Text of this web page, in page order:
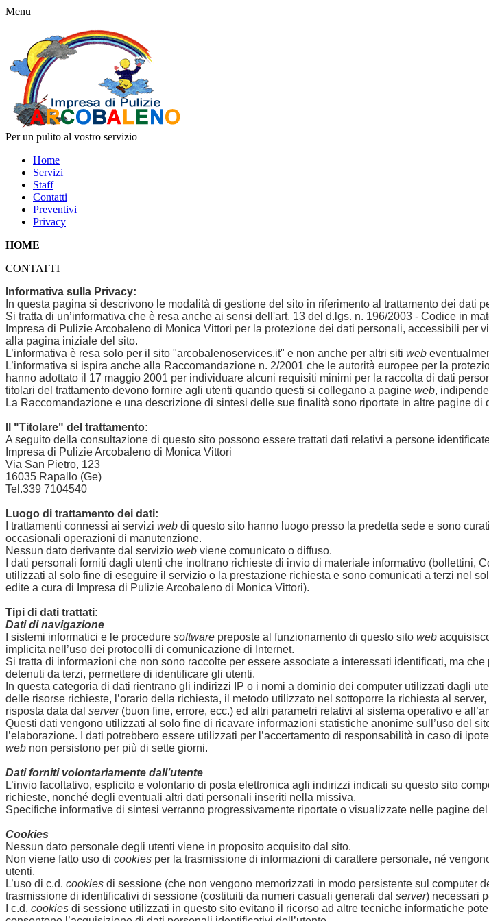
Menu
Per un pulito al vostro servizio
Home
Servizi
Staff
Contatti
Preventivi
Privacy
HOME
CONTATTI
Informativa sulla Privacy:
In questa pagina si descrivono le modalità di gestione del sito in riferimento al trattamento dei dati
Si tratta di un’informativa che è resa anche ai sensi dell'art. 13 del d.lgs. n. 196/2003 - Codice in
Impresa di Pulizie Arcobaleno di Monica Vittori per la protezione dei dati personali, accessibili
alla pagina iniziale del sito.
L’informativa è resa solo per il sito "arcobalenoservices.it" e non anche per altri siti web
L’informativa si ispira anche alla Raccomandazione n. 2/2001 che le autorità europee per la
hanno adottato il 17 maggio 2001 per individuare alcuni requisiti minimi per la raccolta di dati
titolari del trattamento devono fornire agli utenti quando questi si collegano a pagine web,
La Raccomandazione e una descrizione di sintesi delle sue finalità sono riportate in altre pagine di
Il "Titolare" del trattamento:
A seguito della consultazione di questo sito possono essere trattati dati relativi a persone
Impresa di Pulizie Arcobaleno di Monica Vittori
Via San Pietro, 123
16035 Rapallo (Ge)
Tel.339 7104540
Luogo di trattamento dei dati:
I trattamenti connessi ai servizi web di questo sito hanno luogo presso la predetta sede e sono
occasionali operazioni di manutenzione.
Nessun dato derivante dal servizio web viene comunicato o diffuso.
I dati personali forniti dagli utenti che inoltrano richieste di invio di materiale informativo (bollettini,
utilizzati al solo fine di eseguire il servizio o la prestazione richiesta e sono comunicati a terzi nel
edite a cura di Impresa di Pulizie Arcobaleno di Monica Vittori).
Tipi di dati trattati:
Dati di navigazione
I sistemi informatici e le procedure software preposte al funzionamento di questo sito web
implicita nell’uso dei protocolli di comunicazione di Internet.
Si tratta di informazioni che non sono raccolte per essere associate a interessati identificati, ma
detenuti da terzi, permettere di identificare gli utenti.
In questa categoria di dati rientrano gli indirizzi IP o i nomi a dominio dei computer utilizzati dagli
delle risorse richieste, l’orario della richiesta, il metodo utilizzato nel sottoporre la richiesta al
risposta data dal server(buon fine, errore, ecc.) ed altri parametri relativi al sistema operativo e
Questi dati vengono utilizzati al solo fine di ricavare informazioni statistiche anonime sull’uso del
l’elaborazione. I dati potrebbero essere utilizzati per l’accertamento di responsabilità in caso di
web non persistono per più di sette giorni.
Dati forniti volontariamente dall’utente
L’invio facoltativo, esplicito e volontario di posta elettronica agli indirizzi indicati su questo sito
richieste, nonché degli eventuali altri dati personali inseriti nella missiva.
Specifiche informative di sintesi verranno progressivamente riportate o visualizzate nelle pagine
Cookies
Nessun dato personale degli utenti viene in proposito acquisito dal sito.
Non viene fatto uso di cookies per la trasmissione di informazioni di carattere personale, né
utenti.
L’uso di c.d. cookies di sessione (che non vengono memorizzati in modo persistente sul computer
trasmissione di identificativi di sessione (costituiti da numeri casuali generati dal server) necessari
I c.d. cookies di sessione utilizzati in questo sito evitano il ricorso ad altre tecniche informatiche